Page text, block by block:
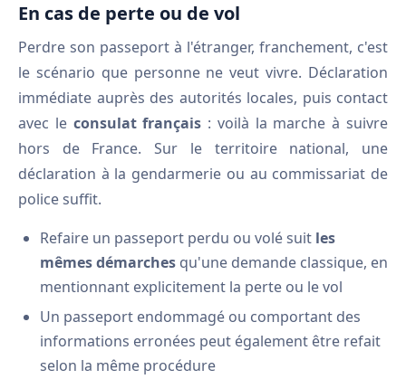
En cas de perte ou de vol
Perdre son passeport à l'étranger, franchement, c'est
le scénario que personne ne veut vivre. Déclaration
immédiate auprès des autorités locales, puis contact
avec le consulat français : voilà la marche à suivre
hors de France. Sur le territoire national, une
déclaration à la gendarmerie ou au commissariat de
police suffit.
Refaire un passeport perdu ou volé suit les
mêmes démarches qu'une demande classique, en
mentionnant explicitement la perte ou le vol
Un passeport endommagé ou comportant des
informations erronées peut également être refait
selon la même procédure